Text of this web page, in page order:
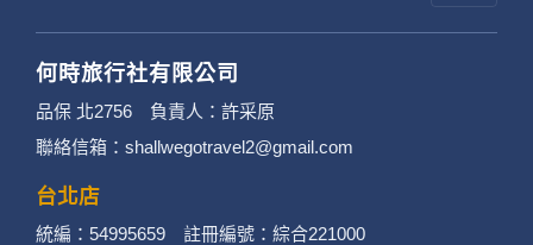
何時旅行社有限公司
品保 北2756 負責人：許采原
聯絡信箱：shallwegotravel2@gmail.com
台北店
統編：54995659 註冊編號：綜合221000